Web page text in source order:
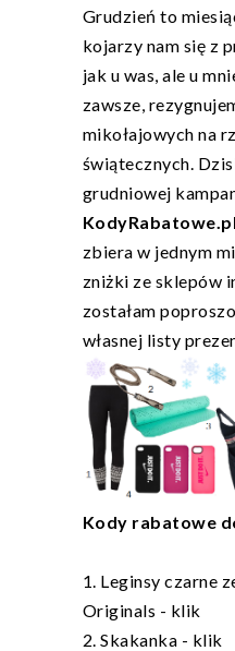
Grudzień to
kojarzy nam się z
jak u was, ale u
zawsze,
mikołajowych na
świątecznych.
grudniowej
KodyRabatowe.pl
zbiera w jednym
zniżki ze sklepów
zostałam
własnej listy
Kody rabatowe
1. Leginsy czarne
Originals - klik
2. Skakanka - klik